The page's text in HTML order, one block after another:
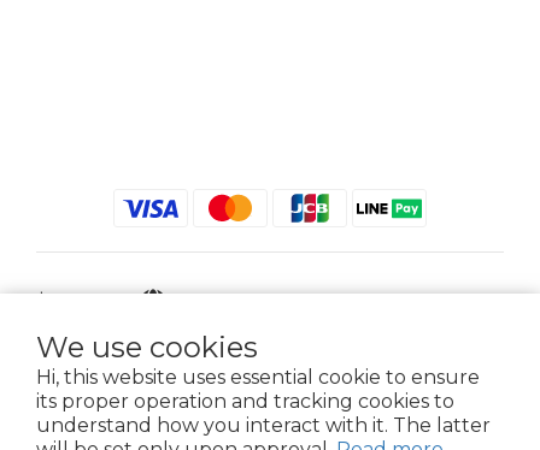
We use cookies
Hi, this website uses essential cookie to ensure
its proper operation and tracking cookies to
understand how you interact with it. The latter
$ TWD English
2021 © iGreenbag | DoaBag | Working Hrs 8:30 - 18:00｜新北市新莊區中正路
659-5號3樓 | 02-2903-8800 | 統編 : 28396448 (唯一統編無關係企業)